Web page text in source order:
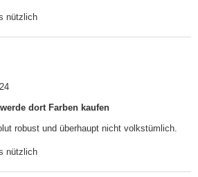
nützlich
dort Farben kaufen
robust und überhaupt nicht volkstümlich.
nützlich